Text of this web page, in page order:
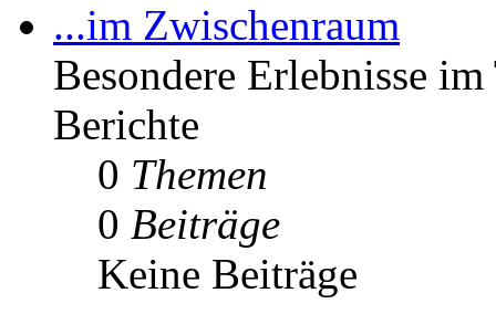
...im Zwischenraum
Besondere Erlebnisse
Berichte
0 Themen
0 Beiträge
Keine Beiträge